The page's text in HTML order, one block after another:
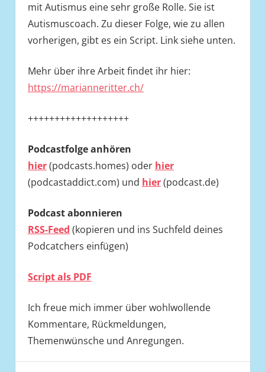
mit Autismus eine sehr große Rolle. Sie ist
Autismuscoach. Zu dieser Folge, wie zu allen
vorherigen, gibt es ein Script. Link siehe unten.
Mehr über ihre Arbeit findet ihr hier:
https://marianneritter.ch/
+++++++++++++++++++
Podcastfolgeanhören
hier(podcasts.homes) oder hier
(podcastaddict.com) und hier(podcast.de)
Podcast abonnieren
RSS-Feed (kopieren und ins Suchfeld deines
Podcatchers einfügen)
Script als PDF
Ich freue mich immer über wohlwollende
Kommentare, Rückmeldungen,
Themenwünsche und Anregungen.